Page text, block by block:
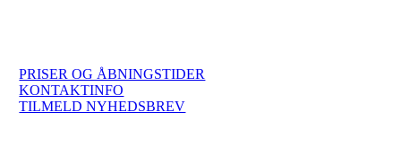
bedømmelser
PRISER OG ÅBNINGSTIDER
KONTAKTINFO
TILMELD NYHEDSBREV